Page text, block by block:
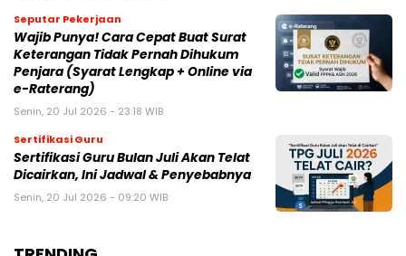
Seputar Pekerjaan
Wajib Punya! Cara Cepat Buat Surat
Keterangan Tidak Pernah Dihukum
Penjara (Syarat Lengkap + Online via
e-Raterang)
Senin, 20 Jul 2026 - 23:18 WIB
Sertifikasi Guru
Sertifikasi Guru Bulan Juli Akan Telat
Dicairkan, Ini Jadwal & Penyebabnya
Senin, 20 Jul 2026 - 09:20 WIB